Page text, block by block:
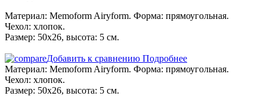
Материал: Memoform Airyform. Форма: прямоугольная.
Чехол: хлопок.
Размер: 50х26, высота: 5 см.
Добавить к сравнению Подробнее
Материал: Memoform Airyform. Форма: прямоугольная.
Чехол: хлопок.
Размер: 50х26, высота: 5 см.